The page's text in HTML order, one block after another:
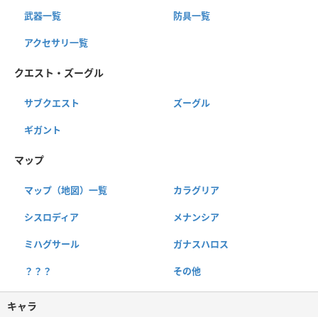
武器一覧 防具一覧
アクセサリ一覧
クエスト・ズーグル
サブクエスト ズーグル
ギガント
マップ
マップ（地図）一覧 カラグリア
シスロディア メナンシア
ミハグサール ガナスハロス
？？？ その他
キャラ